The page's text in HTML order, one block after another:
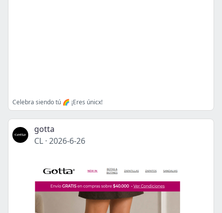
Celebra siendo tú 🌈 ¡Eres únicx!
gotta
CL · 2026-6-26